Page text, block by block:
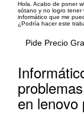
Hola. Acabo de poner
sótano y no logro tener
informático que me
¿Podría hacer este
Pide Precio
en lenovo